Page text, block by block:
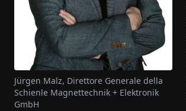
Jürgen Malz, Direttore Generale della
Schienle Magnettechnik + Elektronik
GmbH